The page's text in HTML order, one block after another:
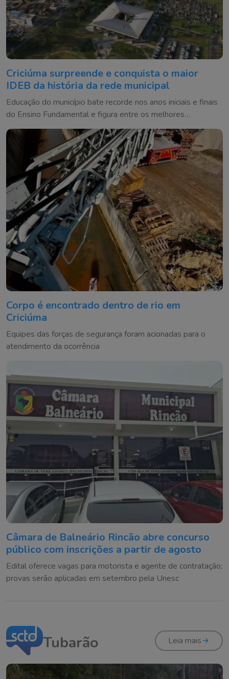
Criciúma surpreende e conquista o maior
IDEB da história da rede municipal
Educação do município bate recorde nos anos iniciais e finais
do Ensino Fundamental e figura entre os melhores
resultados de Santa Catarina
Corpo é encontrado dentro de rio em
Criciúma
Equipes das forças de segurança foram acionadas para o
atendimento da ocorrência
Câmara de Balneário Rincão abre concurso
público com inscrições a partir de agosto
Edital oferece vagas para motorista e agente de contratação;
provas serão aplicadas em setembro pela Unesc
Tubarão Leia mais